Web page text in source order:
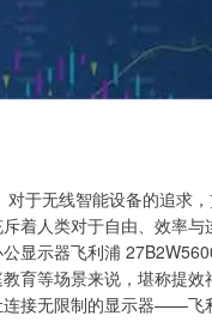
对于无线智能设备的追求
着人类对于自由、效率
显示器飞利浦
育等场景来说，堪称提
接无限制的显示器——飞